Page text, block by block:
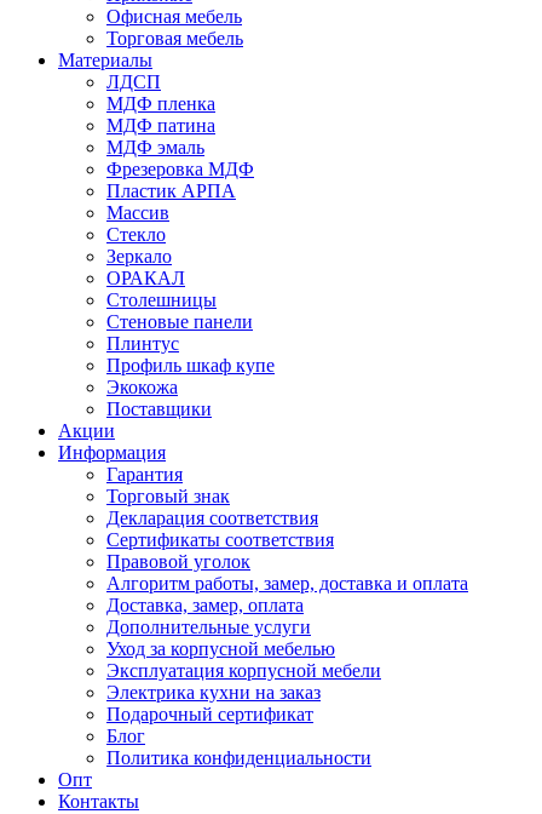
Офисная мебель
Торговая мебель
Материалы
ЛДСП
МДФ пленка
МДФ патина
МДФ эмаль
Фрезеровка МДФ
Пластик АРПА
Массив
Стекло
Зеркало
ОРАКАЛ
Столешницы
Стеновые панели
Плинтус
Профиль шкаф купе
Экокожа
Поставщики
Акции
Информация
Гарантия
Торговый знак
Декларация соответствия
Сертификаты соответствия
Правовой уголок
Алгоритм работы, замер, доставка и оплата
Доставка, замер, оплата
Дополнительные услуги
Уход за корпусной мебелью
Эксплуатация корпусной мебели
Электрика кухни на заказ
Подарочный сертификат
Блог
Политика конфиденциальности
Опт
Контакты